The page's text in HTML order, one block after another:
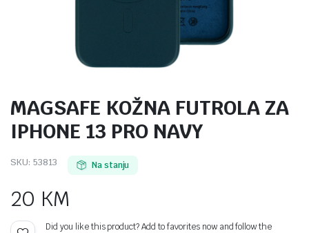
MAGSAFE KOŽNA FUTROLA ZA
IPHONE 13 PRO NAVY
SKU: 53813 Na stanju
20 KM
Did you like this product? Add to favorites now and follow the